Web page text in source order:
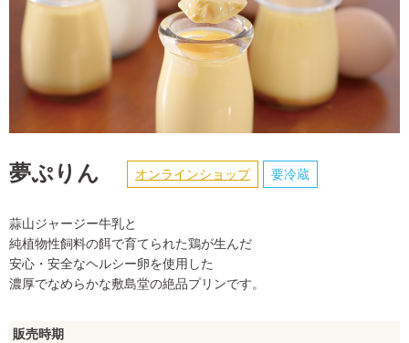
夢ぷりん オンラインショップ 要冷蔵
蒜山ジャージー牛乳と
純植物性飼料の餌で育てられた鶏が生んだ
安心・安全なヘルシー卵を使用した
濃厚でなめらかな敷島堂の絶品プリンです。
販売時期